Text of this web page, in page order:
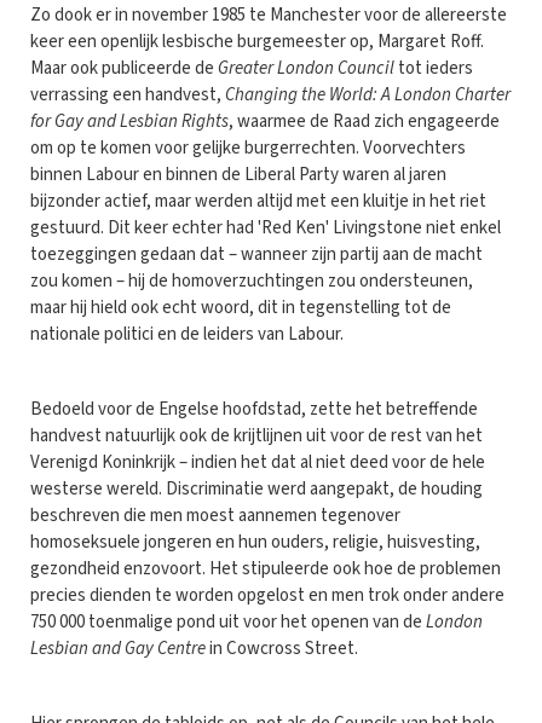
Zo dook er in november 1985 te Manchester voor de allereerste
keer een openlijk lesbische burgemeester op, Margaret Roff.
Maar ook publiceerde deGreater London Counciltot ieders
verrassing een handvest, Changing the World: A London Charter
for Gay and Lesbian Rights, waarmee de Raad zich engageerde
om op te komen voor gelijke burgerrechten. Voorvechters
binnen Labour en binnen de Liberal Party waren al jaren
bijzonder actief, maar werden altijd met een kluitje in het riet
gestuurd. Dit keer echter had 'Red Ken' Livingstone niet enkel
toezeggingen gedaan dat – wanneer zijn partij aan de macht
zou komen – hij de homoverzuchtingen zou ondersteunen,
maar hij hield ook echt woord, dit in tegenstelling tot de
nationale politici en de leiders van Labour.
Bedoeld voor de Engelse hoofdstad, zette het betreffende
handvest natuurlijk ook de krijtlijnen uit voor de rest van het
Verenigd Koninkrijk – indien het dat al niet deed voor de hele
westerse wereld. Discriminatie werd aangepakt, de houding
beschreven die men moest aannemen tegenover
homoseksuele jongeren en hun ouders, religie, huisvesting,
gezondheid enzovoort. Het stipuleerde ook hoe de problemen
precies dienden te worden opgelost en men trok onder andere
750 000 toenmalige pond uit voor het openen van deLondon
Lesbian and Gay Centrein Cowcross Street.